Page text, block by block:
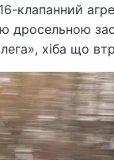
клапанний
дросельною
хіба що